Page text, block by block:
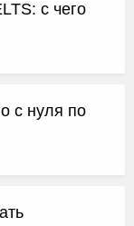
с чего
с нуля по